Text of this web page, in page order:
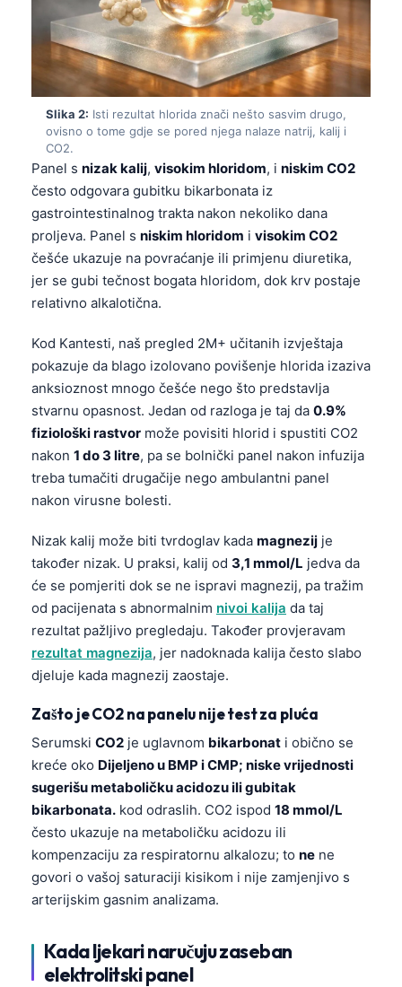
Slika 2: Isti rezultat hlorida znači nešto sasvim drugo,
ovisno o tome gdje se pored njega nalaze natrij, kalij i
CO2.
Panel s nizak kalij, visokim hloridom, i niskim CO2
često odgovara gubitku bikarbonata iz
gastrointestinalnog trakta nakon nekoliko dana
proljeva. Panel s niskim hloridom i visokim CO2
češće ukazuje na povraćanje ili primjenu diuretika,
jer se gubi tečnost bogata hloridom, dok krv postaje
relativno alkalotična.
Kod Kantesti, naš pregled 2M+ učitanih izvještaja
pokazuje da blago izolovano povišenje hlorida izaziva
anksioznost mnogo češće nego što predstavlja
stvarnu opasnost. Jedan od razloga je taj da 0.9%
fiziološki rastvor može povisiti hlorid i spustiti CO2
nakon 1 do 3 litre, pa se bolnički panel nakon infuzija
treba tumačiti drugačije nego ambulantni panel
nakon virusne bolesti.
Nizak kalij može biti tvrdoglav kada magnezij je
također nizak. U praksi, kalij od 3,1 mmol/L jedva da
će se pomjeriti dok se ne ispravi magnezij, pa tražim
od pacijenata s abnormalnim nivoi kalija da taj
rezultat pažljivo pregledaju. Također provjeravam
rezultat magnezija, jer nadoknada kalija često slabo
djeluje kada magnezij zaostaje.
Zašto je CO2 na panelu nije test za pluća
Serumski CO2 je uglavnom bikarbonat i obično se
kreće oko Dijeljeno u BMP i CMP; niske vrijednosti
sugerišu metaboličku acidozu ili gubitak
bikarbonata. kod odraslih. CO2 ispod 18 mmol/L
često ukazuje na metaboličku acidozu ili
kompenzaciju za respiratornu alkalozu; to ne ne
govori o vašoj saturaciji kisikom i nije zamjenjivo s
arterijskim gasnim analizama.
Kada ljekari naručuju zaseban
elektrolitski panel